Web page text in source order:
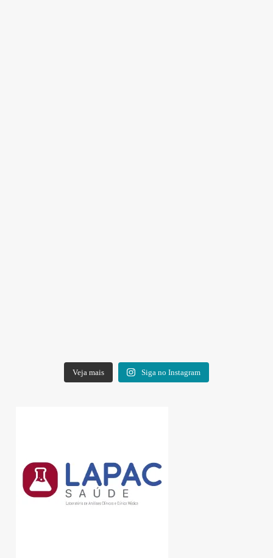
Veja mais Siga no Instagram